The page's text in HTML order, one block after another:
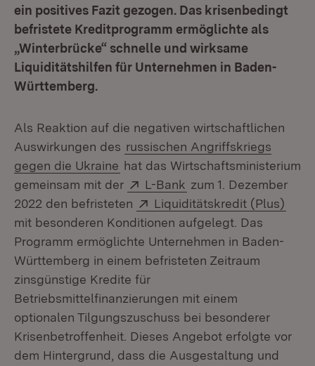
ein positives Fazit gezogen. Das krisenbedingt
befristete Kreditprogramm ermöglichte als
„Winterbrücke“ schnelle und wirksame
Liquiditätshilfen für Unternehmen in Baden-
Württemberg.
Als Reaktion auf die negativen wirtschaftlichen
Auswirkungen des russischen Angriffskriegs
gegen die Ukraine hat das Wirtschaftsministerium
gemeinsam mit der
Extern:
L-Bank (Öffnet in neuem
zum 1. Dezember
2022 den befristeten
Extern:
Liquiditätskredit (Plus)
mit besonderen Konditionen aufgelegt. Das
Programm ermöglichte Unternehmen in Baden-
Württemberg in einem befristeten Zeitraum
zinsgünstige Kredite für
Betriebsmittelfinanzierungen mit einem
optionalen Tilgungszuschuss bei besonderer
Krisenbetroffenheit. Dieses Angebot erfolgte vor
dem Hintergrund, dass die Ausgestaltung und